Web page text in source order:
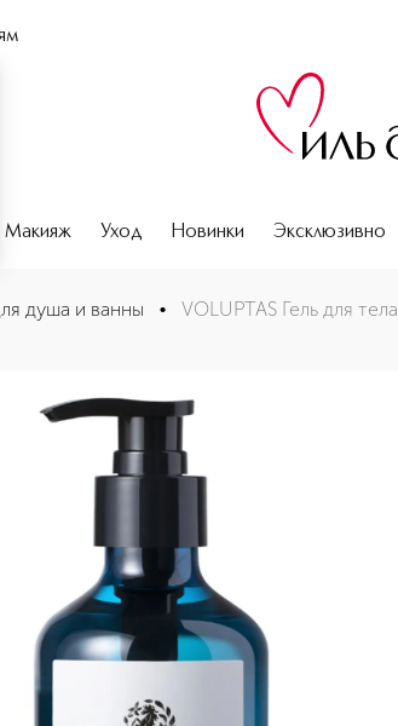
Макияж Уход Новинки Эксклюзивно
душа и ванны • VOLUPTAS Гель для тела